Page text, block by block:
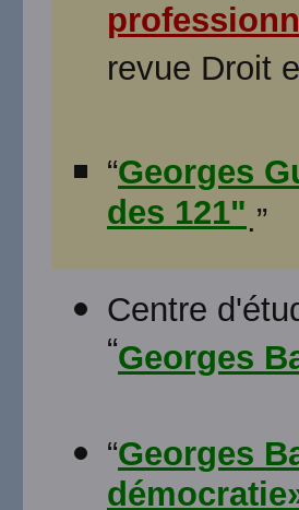
revue Droit
“Georges
des 121".”
Centre
“Georges
“Georges